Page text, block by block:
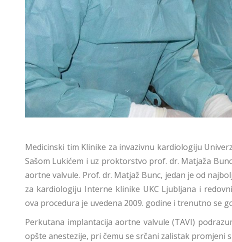
Medicinski tim Klinike za invazivnu kardiologiju
Sašom Lukićem i uz proktorstvo prof. dr. Matjaža
aortne valvule. Prof. dr. Matjaž Bunc, jedan je od
za kardiologiju Interne klinike UKC Ljubljana i
ova procedura je uvedena 2009. godine i trenutno se
Perkutana implantacija aortne valvule (TAVI)
opšte anestezije, pri čemu se srčani zalistak promjeni